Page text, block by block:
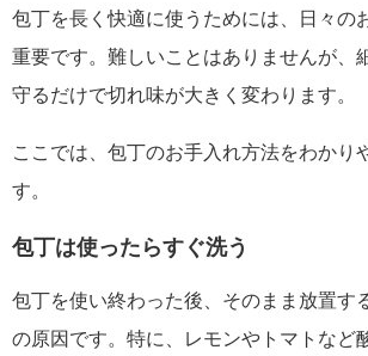
包丁を長く快適に使うためには、日々の
重要です。難しいことはありませんが、
守るだけで切れ味が大きく変わります。
ここでは、包丁のお手入れ方法をわかり
す。
包丁は使ったらすぐ洗う
包丁を使い終わった後、そのまま放置す
の原因です。特に、レモンやトマトなど